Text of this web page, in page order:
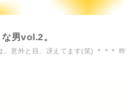
男vol.2。
。意外と目、冴えてます(笑) ＊＊＊ 昨